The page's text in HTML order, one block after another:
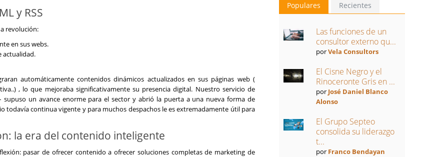
y RSS
revolución:
en sus webs.
actualidad.
automáticamente contenidos dinámicos actualizados en sus páginas web (
, lo que mejoraba significativamente su presencia digital. Nuestro servicio de
supuso un avance enorme para el sector y abrió la puerta a una nueva forma de
todavía continua vigente y para muchos despachos le es extremadamente útil para
la era del contenido inteligente
pasar de ofrecer contenido a ofrecer soluciones completas de marketing de
Populares Recientes
Las funciones de un
consultor externo qu...
porVela Consultors
El Cisne Negro y el
Rinoceronte Gris en ...
por José Daniel Blanco
Alonso
El Grupo Septeo
consolida su liderazgo
t...
por Franco Bendayan